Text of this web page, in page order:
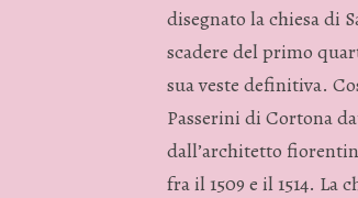
disegnato la chiesa di
scadere del primo
sua veste definitiva.
Passerini di Cortona
dall’architetto
fra il 1509 e il 1514.